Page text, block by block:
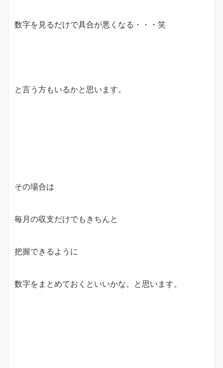
数字を見るだけで具合が悪くなる・・・笑
と言う方もいるかと思います。
その場合は
毎月の収支だけでもきちんと
把握できるように
数字をまとめておくといいかな。と思います。